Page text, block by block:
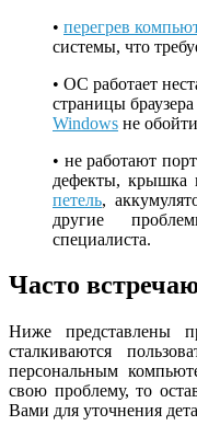
• перегрев
системы, что
• ОС работает
страницы
Windows не
• не работают
дефекты, крышка
петель,
другие
специалиста.
Часто
Ниже представлены
сталкиваются
персональным
свою проблему, то
Вами для уточнения